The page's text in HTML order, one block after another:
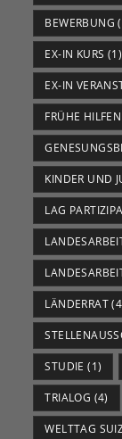
BEWERBUNG
EX-IN KURS (1)
EX-IN
FRÜHE HILFEN
KINDER UND
LAG
LÄNDERRAT
STUDIE (1)
TRIALOG (4)
WELTTAG